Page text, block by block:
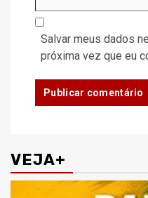
Salvar meus dados
próxima vez que eu
VEJA+